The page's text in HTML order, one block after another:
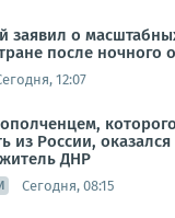
заявил о
после ночного
12:07
из России,
ДНР
Сегодня, 08:15